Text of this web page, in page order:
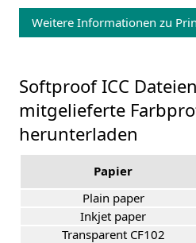
Weitere Informationen zu
Softproof ICC
mitgelieferte
herunterladen
Papier
Plain paper
Inkjet paper
Transparent CF102